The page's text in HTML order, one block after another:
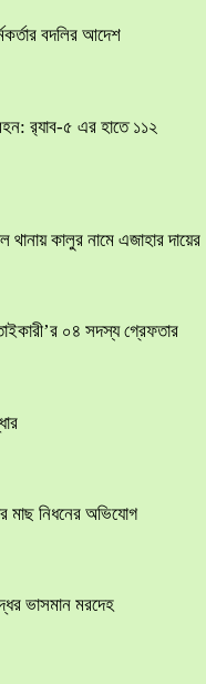
বদলির আদেশ
র‍্যাব-৫ এর হাতে ১১২
কালুর নামে এজাহার দায়ের
০৪ সদস্য গ্রেফতার
মাছ নিধনের অভিযোগ
ভাসমান মরদেহ